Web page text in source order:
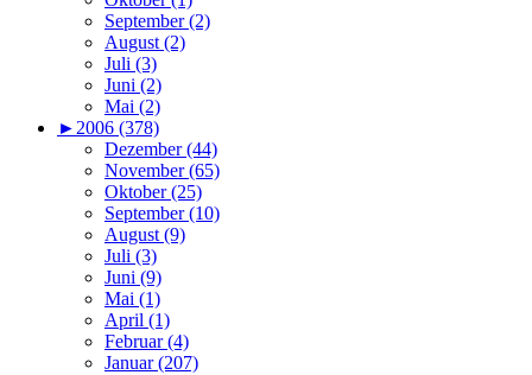
September (2)
August (2)
Juli (3)
Juni (2)
Mai (2)
► 2006 (378)
Dezember (44)
November (65)
Oktober (25)
September (10)
August (9)
Juli (3)
Juni (9)
Mai (1)
April (1)
Februar (4)
Januar (207)